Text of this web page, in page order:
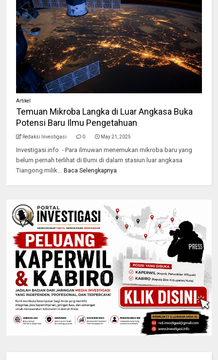
Artikel
Temuan Mikroba Langka di Luar Angkasa Buka
Potensi Baru Ilmu Pengetahuan
Redaksi Investigasi 0 May 21, 2025
Investigasi.info - Para ilmuwan menemukan mikroba baru yang
belum pernah terlihat di Bumi di dalam stasiun luar angkasa
Tiangong milik...
Baca Selengkapnya